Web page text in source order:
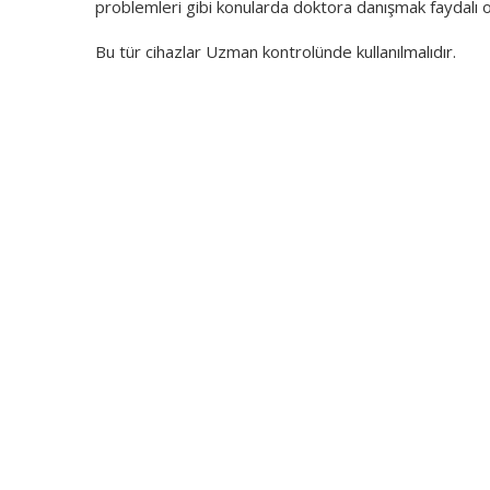
problemleri gibi konularda doktora danışmak faydalı
Bu tür cihazlar Uzman kontrolünde kullanılmalıdır.